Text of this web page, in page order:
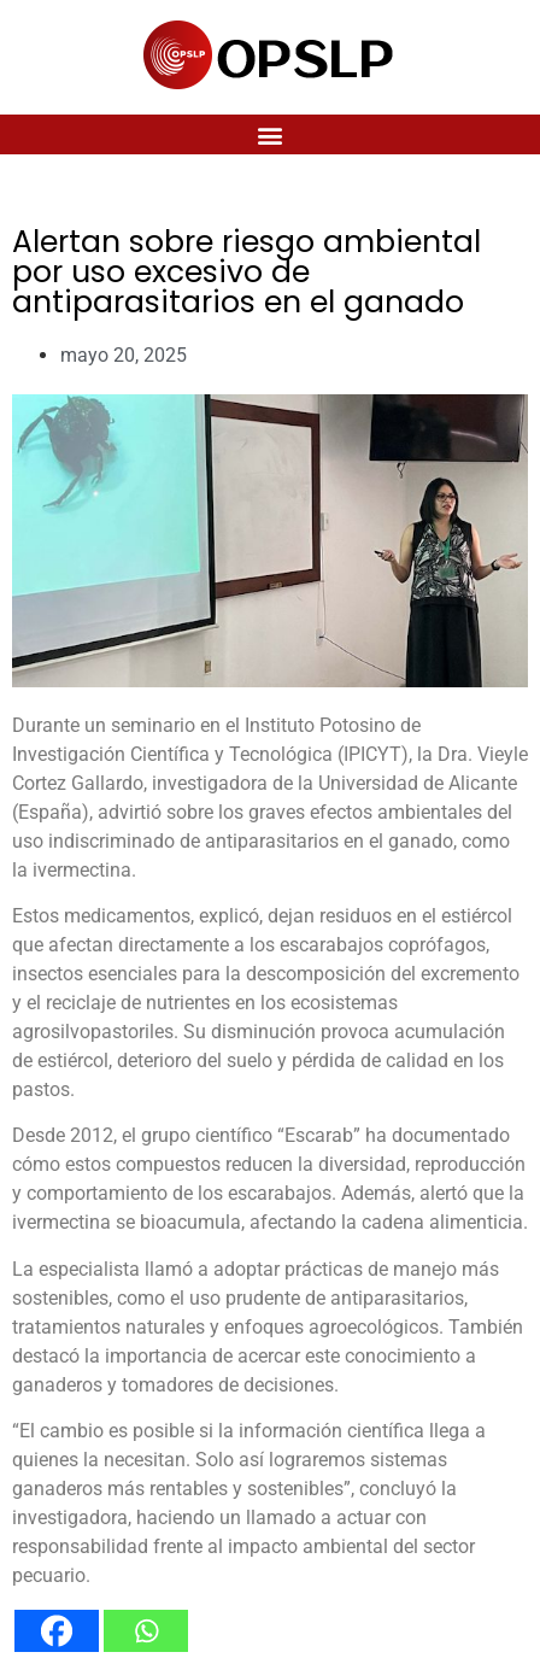
Alertan sobre riesgo ambiental
por uso excesivo de
antiparasitarios en el ganado
mayo 20, 2025
Durante un seminario en el Instituto Potosino de
Investigación Científica y Tecnológica (IPICYT), la Dra. Vieyle
Cortez Gallardo, investigadora de la Universidad de Alicante
(España), advirtió sobre los graves efectos ambientales del
uso indiscriminado de antiparasitarios en el ganado, como
la ivermectina.
Estos medicamentos, explicó, dejan residuos en el estiércol
que afectan directamente a los escarabajos coprófagos,
insectos esenciales para la descomposición del excremento
y el reciclaje de nutrientes en los ecosistemas
agrosilvopastoriles. Su disminución provoca acumulación
de estiércol, deterioro del suelo y pérdida de calidad en los
pastos.
Desde 2012, el grupo científico “Escarab” ha documentado
cómo estos compuestos reducen la diversidad, reproducción
y comportamiento de los escarabajos. Además, alertó que la
ivermectina se bioacumula, afectando la cadena alimenticia.
La especialista llamó a adoptar prácticas de manejo más
sostenibles, como el uso prudente de antiparasitarios,
tratamientos naturales y enfoques agroecológicos. También
destacó la importancia de acercar este conocimiento a
ganaderos y tomadores de decisiones.
“El cambio es posible si la información científica llega a
quienes la necesitan. Solo así lograremos sistemas
ganaderos más rentables y sostenibles”, concluyó la
investigadora, haciendo un llamado a actuar con
responsabilidad frente al impacto ambiental del sector
pecuario.